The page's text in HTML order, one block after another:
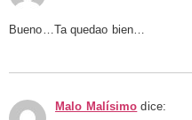
Bueno…Ta quedao bien…
Malo Malísimo dice: